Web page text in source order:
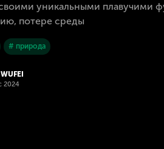
уникальными плавучими
потере среды
# природа
2024